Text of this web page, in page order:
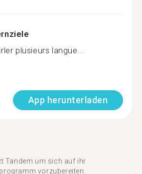
plusieurs langue...
App herunterladen
Tandem um sich auf ihr
vorzubereiten.